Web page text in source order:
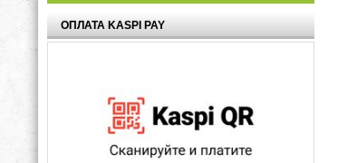
ОПЛАТА KASPI PAY